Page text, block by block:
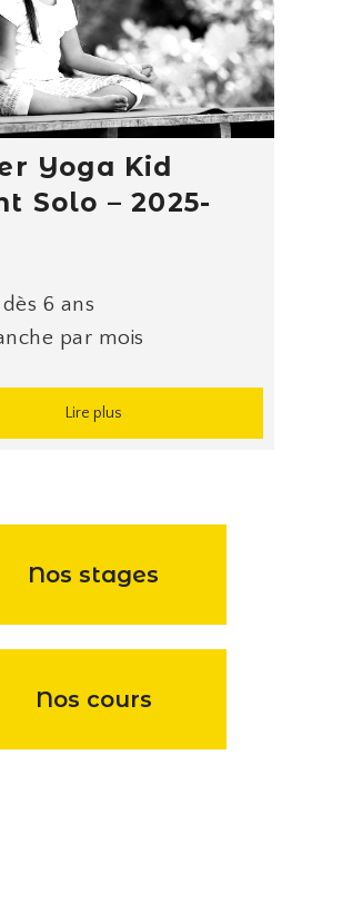
Yoga Kid
Solo – 2025-
6 ans
par mois
Lire plus
Nos stages
Nos cours